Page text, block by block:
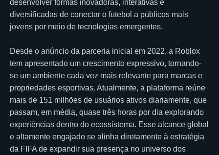
desenvolver formas inovadoras, interativas e
diversificadas de conectar o futebol a públicos mais
jovens por meio de tecnologias emergentes.
Desde o anúncio da parceria inicial em 2022, a Roblox
tem apresentado um crescimento expressivo, tornando-
se um ambiente cada vez mais relevante para marcas e
propriedades esportivas. Atualmente, a plataforma reúne
mais de 151 milhões de usuários ativos diariamente, que
passam, em média, quase três horas por dia explorando
experiências dentro do ecossistema. Esse alcance global
e altamente engajado se alinha diretamente à estratégia
da FIFA de expandir sua presença no universo dos